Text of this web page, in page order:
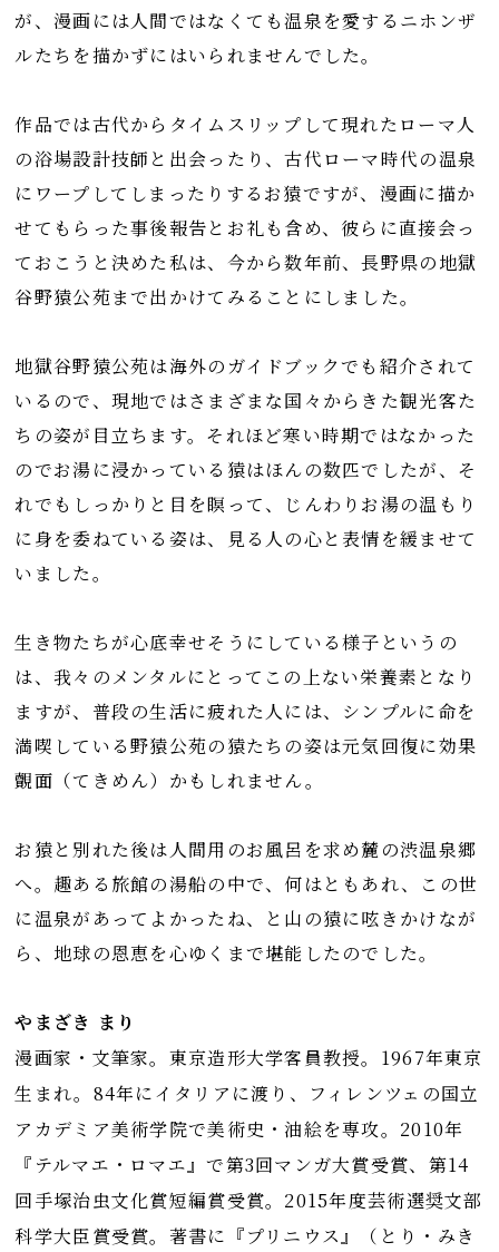
が、漫画には人間ではなくても温泉を愛するニホンザ
ルたちを描かずにはいられませんでした。
作品では古代からタイムスリップして現れたローマ人
の浴場設計技師と出会ったり、古代ローマ時代の温泉
にワープしてしまったりするお猿ですが、漫画に描か
せてもらった事後報告とお礼も含め、彼らに直接会っ
ておこうと決めた私は、今から数年前、長野県の地獄
谷野猿公苑まで出かけてみることにしました。
地獄谷野猿公苑は海外のガイドブックでも紹介されて
いるので、現地ではさまざまな国々からきた観光客た
ちの姿が目立ちます。それほど寒い時期ではなかった
のでお湯に浸かっている猿はほんの数匹でしたが、そ
れでもしっかりと目を瞑って、じんわりお湯の温もり
に身を委ねている姿は、見る人の心と表情を緩ませて
いました。
生き物たちが心底幸せそうにしている様子というの
は、我々のメンタルにとってこの上ない栄養素となり
ますが、普段の生活に疲れた人には、シンプルに命を
満喫している野猿公苑の猿たちの姿は元気回復に効果
覿面（てきめん）かもしれません。
お猿と別れた後は人間用のお風呂を求め麓の渋温泉郷
へ。趣ある旅館の湯船の中で、何はともあれ、この世
に温泉があってよかったね、と山の猿に呟きかけなが
ら、地球の恩恵を心ゆくまで堪能したのでした。
やまざき まり
漫画家・文筆家。東京造形大学客員教授。1967年東京
生まれ。84年にイタリアに渡り、フィレンツェの国立
アカデミア美術学院で美術史・油絵を専攻。2010年
『テルマエ・ロマエ』で第3回マンガ大賞受賞、第14
回手塚治虫文化賞短編賞受賞。2015年度芸術選奨文部
科学大臣賞受賞。著書に『プリニウス』（とり・みき